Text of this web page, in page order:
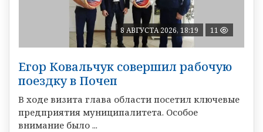
8 АВГУСТА 2026, 18:19 11
Егор Ковальчук совершил рабочую
поездку в Почеп
В ходе визита глава области посетил ключевые
предприятия муниципалитета. Особое
внимание было ...